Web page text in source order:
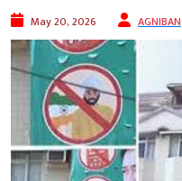
May 20, 2026 AGNIBAN